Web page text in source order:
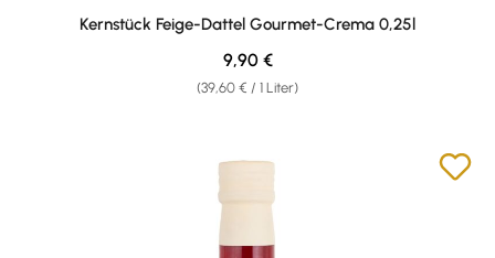
Durchschnittliche Bewertung von 5 von 5 Sternen
Kernstück Feige-Dattel Gourmet-Crema 0,25l
(39,60 € / 1 Liter)
Regulärer Preis:
9,90 €